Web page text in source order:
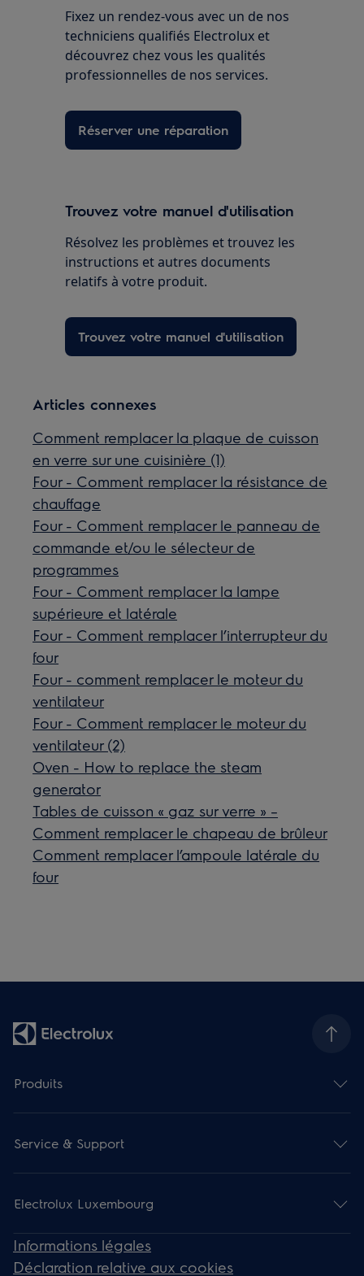
Fixez un rendez-vous avec un de nos
techniciens qualifiés Electrolux et
découvrez chez vous les qualités
professionnelles de nos services.
Réserver une réparation
Trouvez votre manuel d'utilisation
Résolvez les problèmes et trouvez les
instructions et autres documents
relatifs à votre produit.
Trouvez votre manuel d'utilisation
Articles connexes
Comment remplacer la plaque de cuisson
en verre sur une cuisinière (1)
Four - Comment remplacer la résistance de
chauffage
Four - Comment remplacer le panneau de
commande et/ou le sélecteur de
programmes
Four - Comment remplacer la lampe
supérieure et latérale
Four - Comment remplacer l’interrupteur du
four
Four - comment remplacer le moteur du
ventilateur
Four - Comment remplacer le moteur du
ventilateur (2)
Oven - How to replace the steam
generator
Tables de cuisson « gaz sur verre » –
Comment remplacer le chapeau de brûleur
Comment remplacer l’ampoule latérale du
four
Produits
Service & Support
Electrolux Luxembourg
Informations légales
Déclaration relative aux cookies